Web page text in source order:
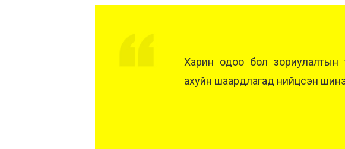
Харин одоо бол зориулалтын
ахуйн шаардлагад нийцсэн